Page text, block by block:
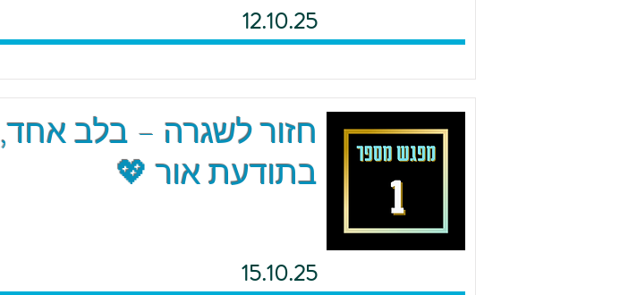
12.10.25
חזור לשגרה – בלב אחד,
בתודעת אור 💖
15.10.25